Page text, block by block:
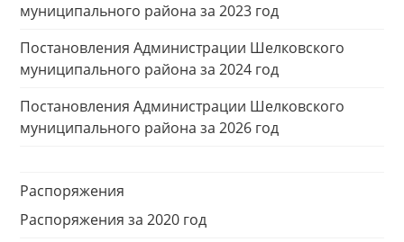
муниципального района за 2023 год
Постановления Администрации Шелковского
муниципального района за 2024 год
Постановления Администрации Шелковского
муниципального района за 2026 год
Распоряжения
Распоряжения за 2020 год